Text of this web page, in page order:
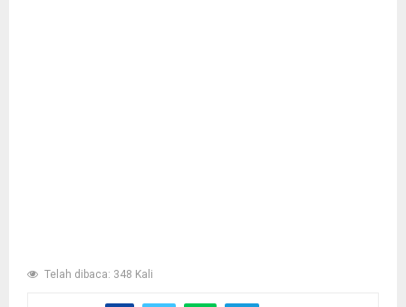
Telah dibaca: 348 Kali